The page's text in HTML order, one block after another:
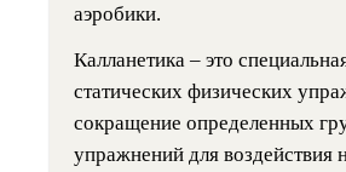
аэробики.
Калланетика – это
статических физических
сокращение определенных
упражнений для